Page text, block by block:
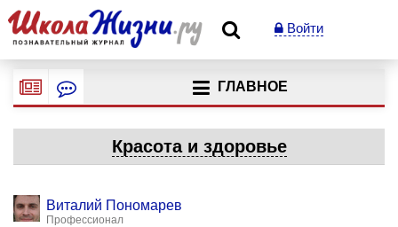
Войти
ГЛАВНОЕ
Красота и здоровье
Виталий Пономарев
Профессионал